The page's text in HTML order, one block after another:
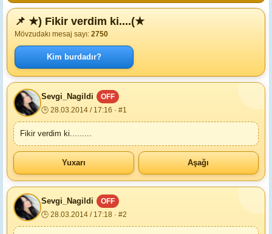
📌 ★) Fikir verdim ki....(★
Mövzudakı mesaj sayı: 2750
Kim burdadır?
Sevgi_Nagildi
OFF
🕒 28.03.2014 / 17:16 · #1
Fikir verdim ki.........
Yuxarı Aşağı
Sevgi_Nagildi
OFF
🕒 28.03.2014 / 17:18 · #2